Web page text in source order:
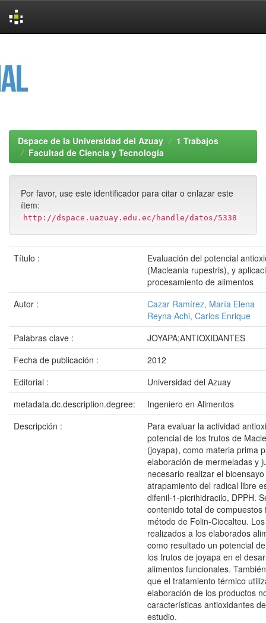
Dspace de la Universidad del Azuay
1 Trabajos
Facultad de Ciencia y Tecnología
Por favor, use este identificador para citar o enlazar este
ítem:
http://dspace.uazuay.edu.ec/handle/datos/5338
Título :
Evaluación del potencial
(Macleania rupestris), y
procesamiento de alimentos
Autor :
Cazar Ramírez, María Elena
Reyna Achi, Carlos Enrique
Palabras clave :
JOYAPA;ANTIOXIDANTES
Fecha de publicación :
2012
Editorial :
Universidad del Azuay
metadata.dc.description.degree:
Ingeniero en Alimentos
Descripción :
Para evaluar la actividad
potencial de los frutos de
(joyapa), como materia prima
elaboración de mermeladas y
necesario realizar el
atrapamiento del radical libre
difenil-1-picrihidracilo, DPPH.
contenido total de compuestos
método de Folin-Ciocalteu.
realizados a los elaborados
como resultado un potencial
los frutos de joyapa en el
alimentos funcionales.
que el tratamiento térmico
elaboración de los productos
características antioxidantes
estudio.